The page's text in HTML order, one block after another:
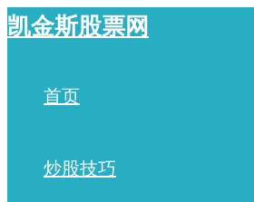
跳
至
凯金斯股票网
首页
炒股技巧